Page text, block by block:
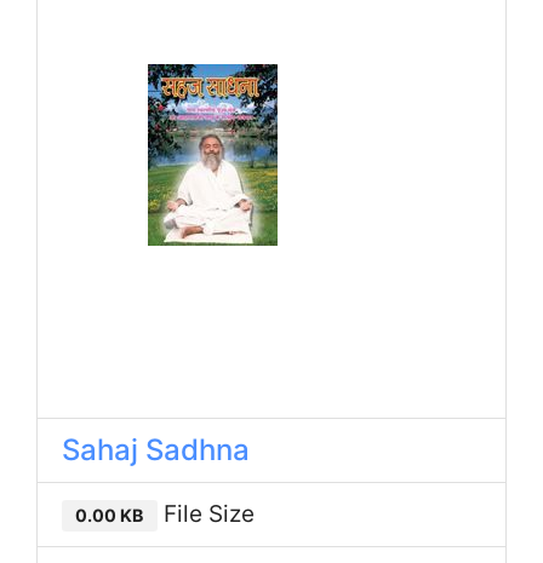
Sahaj Sadhna
0.00 KB File Size